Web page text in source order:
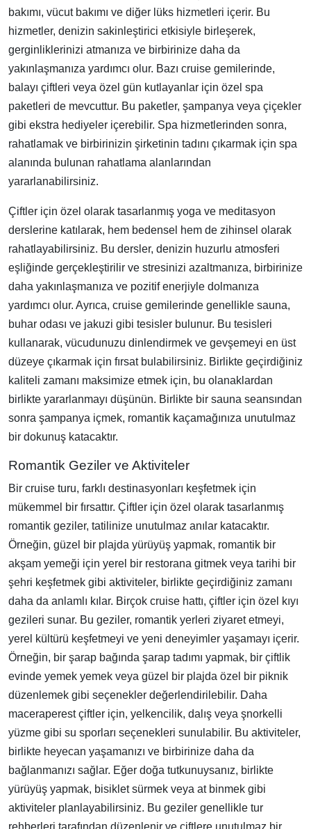
bakımı, vücut bakımı ve diğer lüks hizmetleri içerir. Bu
hizmetler, denizin sakinleştirici etkisiyle birleşerek,
gerginliklerinizi atmanıza ve birbirinize daha da
yakınlaşmanıza yardımcı olur. Bazı cruise gemilerinde,
balayı çiftleri veya özel gün kutlayanlar için özel spa
paketleri de mevcuttur. Bu paketler, şampanya veya çiçekler
gibi ekstra hediyeler içerebilir. Spa hizmetlerinden sonra,
rahatlamak ve birbirinizin şirketinin tadını çıkarmak için spa
alanında bulunan rahatlama alanlarından
yararlanabilirsiniz.
Çiftler için özel olarak tasarlanmış yoga ve meditasyon
derslerine katılarak, hem bedensel hem de zihinsel olarak
rahatlayabilirsiniz. Bu dersler, denizin huzurlu atmosferi
eşliğinde gerçekleştirilir ve stresinizi azaltmanıza, birbirinize
daha yakınlaşmanıza ve pozitif enerjiyle dolmanıza
yardımcı olur. Ayrıca, cruise gemilerinde genellikle sauna,
buhar odası ve jakuzi gibi tesisler bulunur. Bu tesisleri
kullanarak, vücudunuzu dinlendirmek ve gevşemeyi en üst
düzeye çıkarmak için fırsat bulabilirsiniz. Birlikte geçirdiğiniz
kaliteli zamanı maksimize etmek için, bu olanaklardan
birlikte yararlanmayı düşünün. Birlikte bir sauna seansından
sonra şampanya içmek, romantik kaçamağınıza unutulmaz
bir dokunuş katacaktır.
Romantik Geziler ve Aktiviteler
Bir cruise turu, farklı destinasyonları keşfetmek için
mükemmel bir fırsattır. Çiftler için özel olarak tasarlanmış
romantik geziler, tatilinize unutulmaz anılar katacaktır.
Örneğin, güzel bir plajda yürüyüş yapmak, romantik bir
akşam yemeği için yerel bir restorana gitmek veya tarihi bir
şehri keşfetmek gibi aktiviteler, birlikte geçirdiğiniz zamanı
daha da anlamlı kılar. Birçok cruise hattı, çiftler için özel kıyı
gezileri sunar. Bu geziler, romantik yerleri ziyaret etmeyi,
yerel kültürü keşfetmeyi ve yeni deneyimler yaşamayı içerir.
Örneğin, bir şarap bağında şarap tadımı yapmak, bir çiftlik
evinde yemek yemek veya güzel bir plajda özel bir piknik
düzenlemek gibi seçenekler değerlendirilebilir. Daha
maceraperest çiftler için, yelkencilik, dalış veya şnorkelli
yüzme gibi su sporları seçenekleri sunulabilir. Bu aktiviteler,
birlikte heyecan yaşamanızı ve birbirinize daha da
bağlanmanızı sağlar. Eğer doğa tutkunuysanız, birlikte
yürüyüş yapmak, bisiklet sürmek veya at binmek gibi
aktiviteler planlayabilirsiniz. Bu geziler genellikle tur
rehberleri tarafından düzenlenir ve çiftlere unutulmaz bir